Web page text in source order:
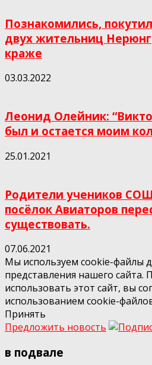
Познакомились,
двух жительниц
краже
03.03.2022
Леонид Олейник:
был и остается моим
25.01.2021
Родители учеников
посёлок Авиаторов
существовать.
07.06.2021
Мы используем cookie-файлы
представления нашего сайта.
использовать этот сайт, вы
использованием cookie-
Принять
Предложить новость
в подвале